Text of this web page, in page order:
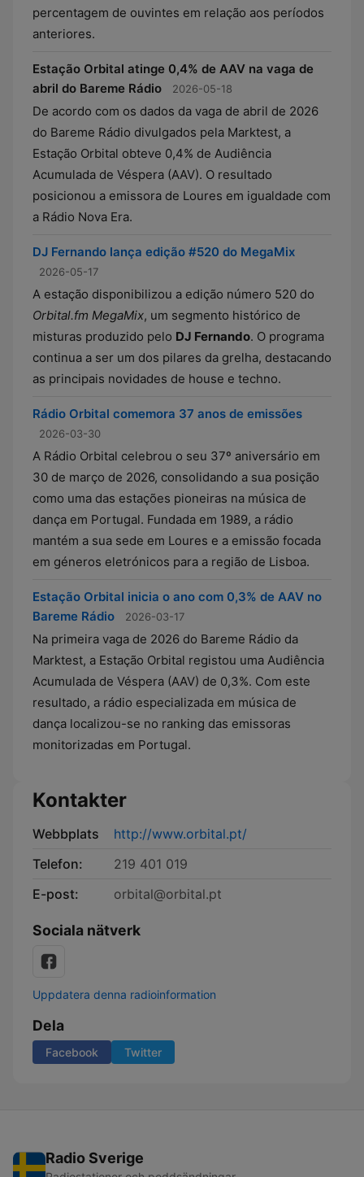
percentagem de ouvintes em relação aos períodos
anteriores.
Estação Orbital atinge 0,4% de AAV na vaga de
abril do Bareme Rádio
2026-05-18
De acordo com os dados da vaga de abril de 2026
do Bareme Rádio divulgados pela Marktest, a
Estação Orbital obteve 0,4% de Audiência
Acumulada de Véspera (AAV). O resultado
posicionou a emissora de Loures em igualdade com
a Rádio Nova Era.
DJ Fernando lança edição #520 do MegaMix
2026-05-17
A estação disponibilizou a edição número 520 do
Orbital.fm MegaMix, um segmento histórico de
misturas produzido pelo DJ Fernando. O programa
continua a ser um dos pilares da grelha, destacando
as principais novidades de house e techno.
Rádio Orbital comemora 37 anos de emissões
2026-03-30
A Rádio Orbital celebrou o seu 37º aniversário em
30 de março de 2026, consolidando a sua posição
como uma das estações pioneiras na música de
dança em Portugal. Fundada em 1989, a rádio
mantém a sua sede em Loures e a emissão focada
em géneros eletrónicos para a região de Lisboa.
Estação Orbital inicia o ano com 0,3% de AAV no
Bareme Rádio
2026-03-17
Na primeira vaga de 2026 do Bareme Rádio da
Marktest, a Estação Orbital registou uma Audiência
Acumulada de Véspera (AAV) de 0,3%. Com este
resultado, a rádio especializada em música de
dança localizou-se no ranking das emissoras
monitorizadas em Portugal.
Kontakter
Webbplats
http://www.orbital.pt/
Telefon:
219 401 019
E-post:
orbital@orbital.pt
Sociala nätverk
Uppdatera denna radioinformation
Dela
Facebook Twitter
Radio Sverige